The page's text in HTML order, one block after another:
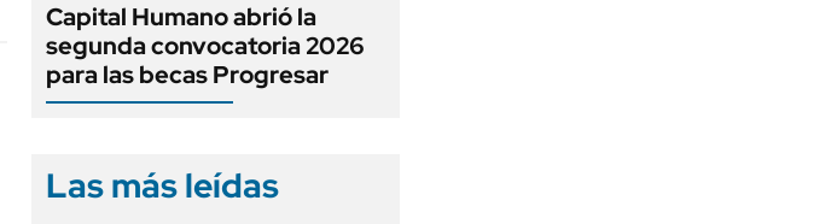
Capital Humano abrió la
segunda convocatoria 2026
para las becas Progresar
Las más leídas